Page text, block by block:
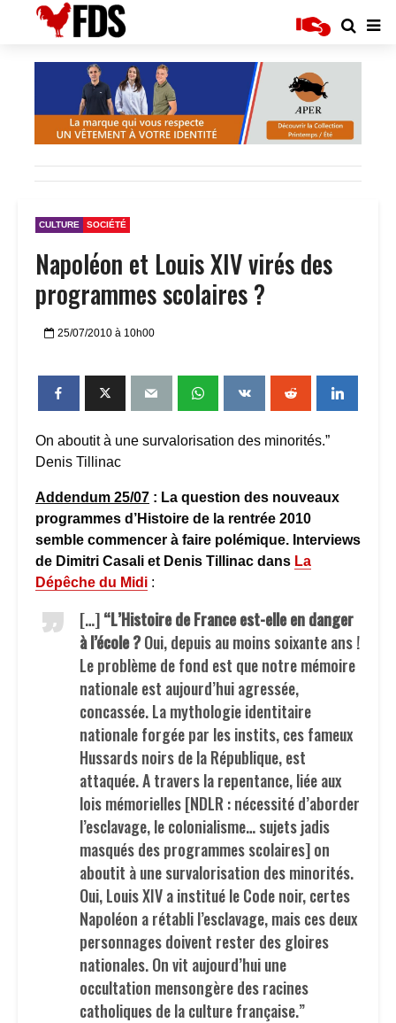
CULTURE SOCIÉTÉ
Napoléon et Louis XIV virés des
programmes scolaires ?
25/07/2010 à 10h00
On aboutit à une survalorisation des minorités.”
Denis Tillinac
Addendum 25/07 : La question des nouveaux
programmes d’Histoire de la rentrée 2010
semble commencer à faire polémique. Interviews
de Dimitri Casali et Denis Tillinac dans La
Dépêche du Midi :
[…]“L’Histoire de France est-elle en danger
à l’école ?Oui, depuis au moins soixante ans !
Le problème de fond est que notre mémoire
nationale est aujourd’hui agressée,
concassée. La mythologie identitaire
nationale forgée par les instits, ces fameux
Hussards noirs de la République, est
attaquée. A travers la repentance, liée aux
lois mémorielles [NDLR : nécessité d’aborder
l’esclavage, le colonialisme… sujets jadis
masqués des programmes scolaires] on
aboutit à une survalorisation des minorités.
Oui, Louis XIV a institué le Code noir, certes
Napoléon a rétabli l’esclavage, mais ces deux
personnages doivent rester des gloires
nationales. On vit aujourd’hui une
occultation mensongère des racines
catholiques de la culture française.”